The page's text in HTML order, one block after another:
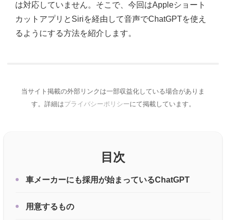
は対応していません。そこで、今回はAppleショート
カットアプリとSiriを経由して音声でChatGPTを使え
るようにする方法を紹介します。
当サイト掲載の外部リンクは一部収益化している場合がありま
す。詳細はプライバシーポリシーにて掲載しています。
目次
車メーカーにも採用が始まっているChatGPT
用意するもの